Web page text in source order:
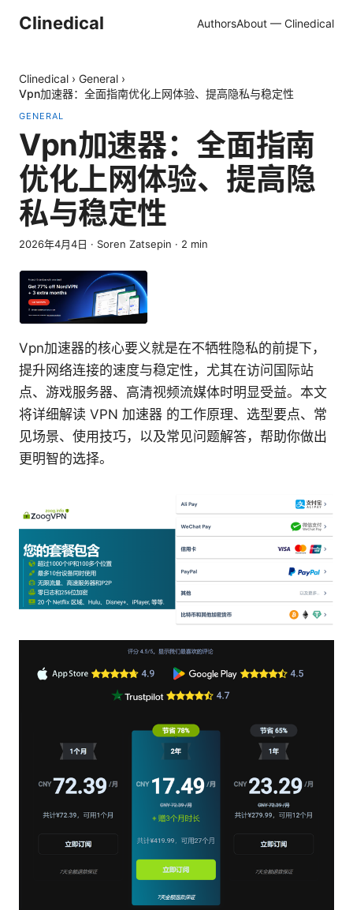
Clinedical AuthorsAbout — Clinedical
Clinedical › General ›
Vpn加速器：全面指南优化上网体验、提高隐私与稳定性
GENERAL
Vpn加速器：全面指南
优化上网体验、提高隐
私与稳定性
2026年4月4日 · Soren Zatsepin · 2 min
Vpn加速器的核心要义就是在不牺牲隐私的前提下，
提升网络连接的速度与稳定性，尤其在访问国际站
点、游戏服务器、高清视频流媒体时明显受益。本文
将详细解读 VPN 加速器 的工作原理、选型要点、常
见场景、使用技巧，以及常见问题解答，帮助你做出
更明智的选择。